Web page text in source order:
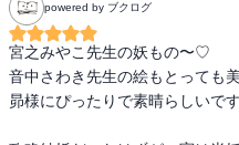
powered by ブクログ
宮之みやこ先生の妖もの〜♡
音中さわき先生の絵もとっても
昴様にぴったりで素晴らしい